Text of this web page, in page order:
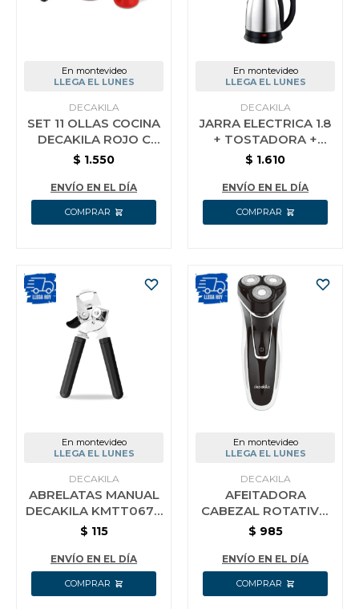
En montevideo
LLEGA EL LUNES
DECAKILA
SET 11 OLLAS COCINA
DECAKILA ROJO C
UTENSILIOS
$ 1.550
ENVÍO EN EL DÍA
En montevideo
LLEGA EL LUNES
DECAKILA
JARRA ELECTRICA 1.8
+ TOSTADORA +
SANDWICHERA
$ 1.610
ENVÍO EN EL DÍA
En montevideo
LLEGA EL LUNES
DECAKILA
ABRELATAS MANUAL
DECAKILA KMTT067B
ACERO INOXIDABLE
$ 115
ENVÍO EN EL DÍA
En montevideo
LLEGA EL LUNES
DECAKILA
AFEITADORA
CABEZAL ROTATIVO
INALAMBRICA
$ 985
ENVÍO EN EL DÍA